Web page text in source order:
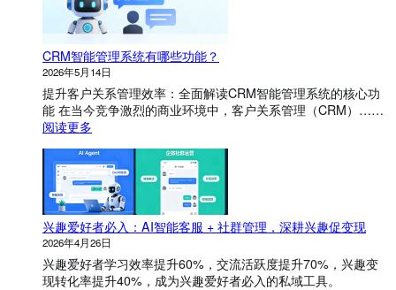
CRM智能管理系统有哪些功能？
2026年5月14日
提升客户关系管理效率：全面解读CRM智能管理系统的核心功
能 在当今竞争激烈的商业环境中，客户关系管理（CRM）……
阅读更多
R
M
智
能
管
理
系
统
兴趣爱好者必入：AI智能客服 + 社群管理，深耕兴趣促变现
2026年4月26日
兴趣爱好者学习效率提升60%，交流活跃度提升70%，兴趣变
现转化率提升40%，成为兴趣爱好者必入的私域工具。